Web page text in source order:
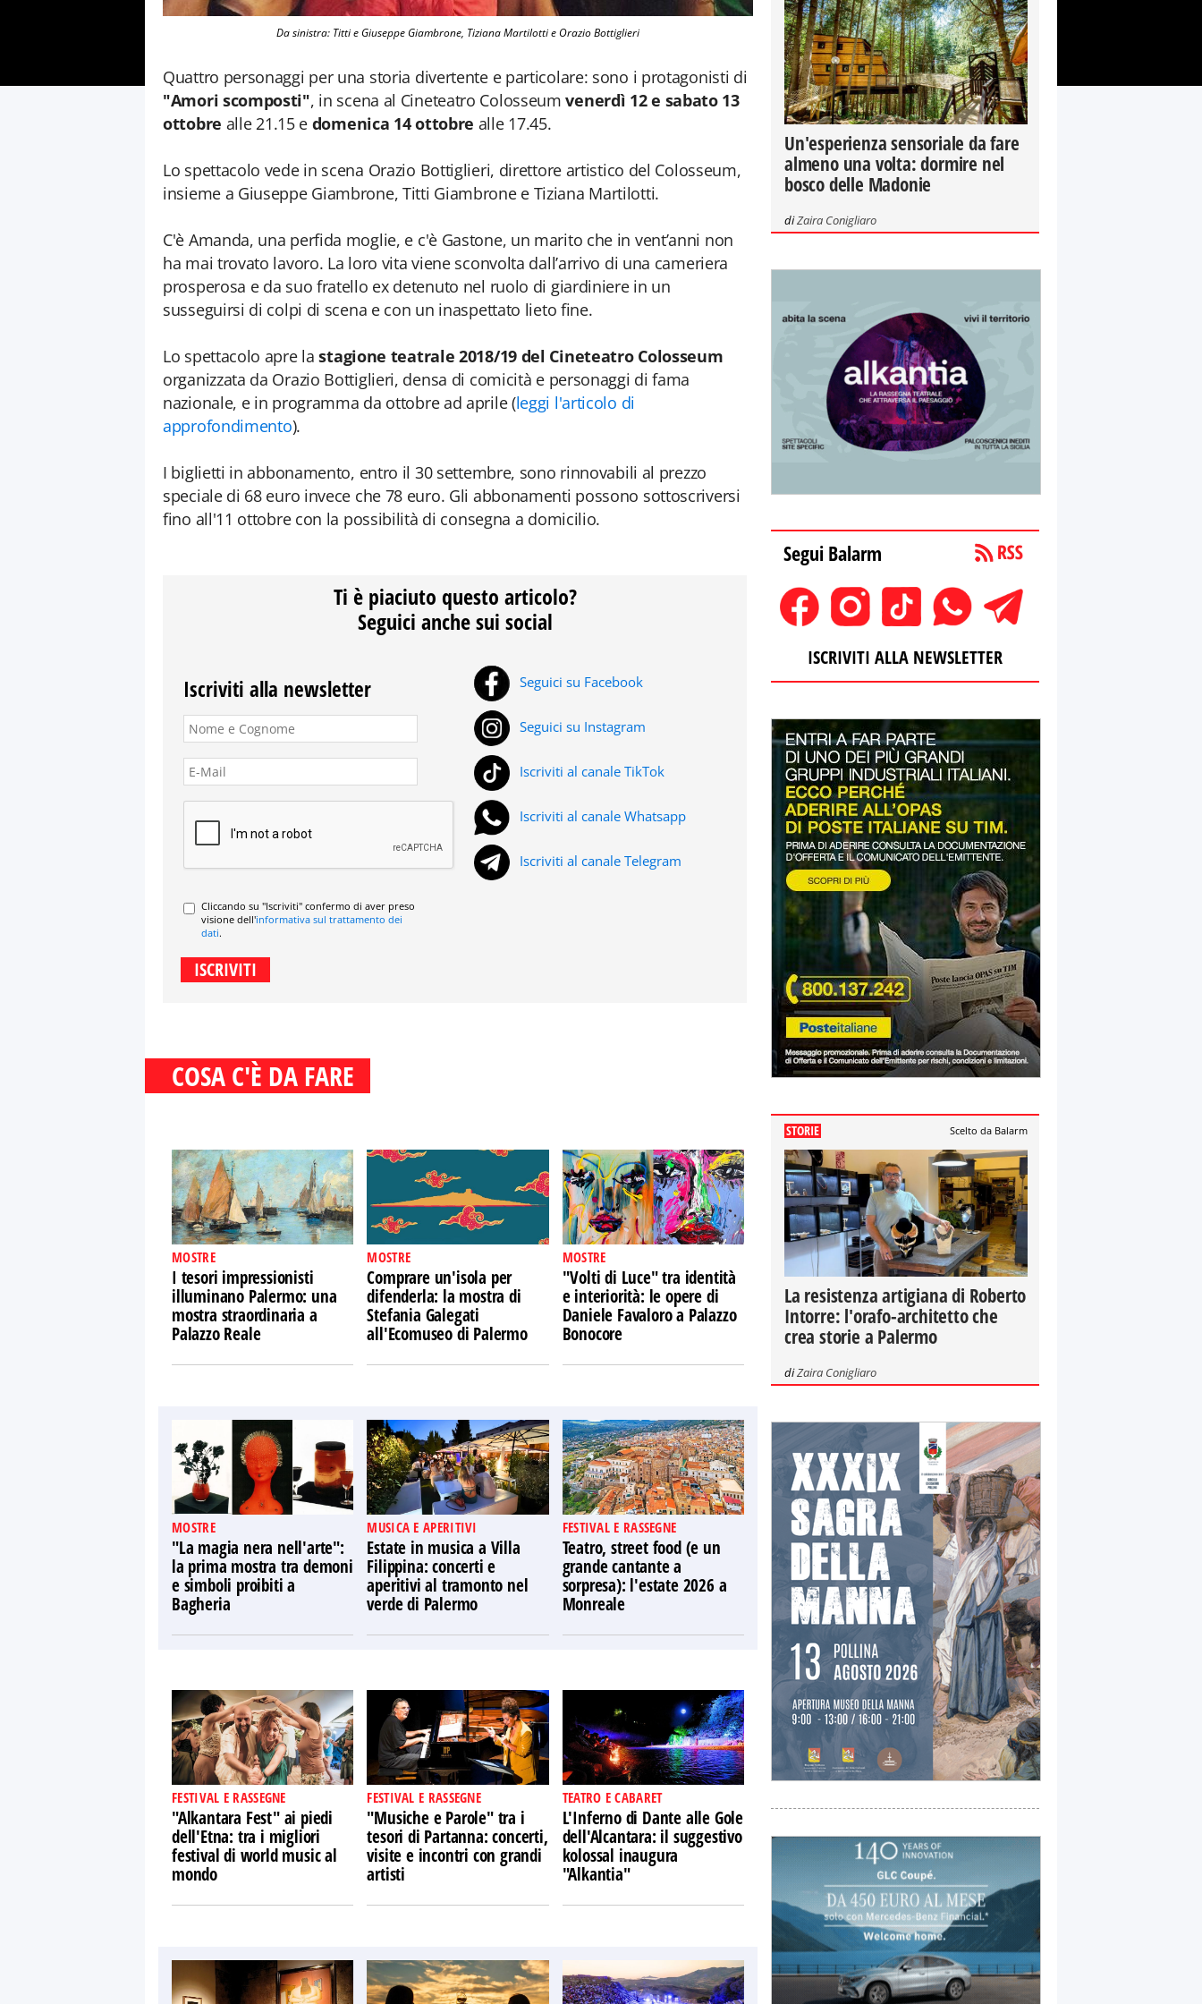
Da sinistra: Titti e Giuseppe Giambrone, Tiziana Martilotti e Orazio Bottiglieri
Quattro personaggi per una storia divertente e particolare: sono i protagonisti di
"Amori scomposti", in scena al Cineteatro Colosseumvenerdì 12 e sabato 13
ottobre alle 21.15 e domenica 14 ottobre alle 17.45.
Lo spettacolo vede in scena Orazio Bottiglieri, direttore artistico del Colosseum,
insieme a Giuseppe Giambrone, Titti Giambrone e Tiziana Martilotti.
C'è Amanda, una perfida moglie, e c'è Gastone, un marito che in vent’anni non
ha mai trovato lavoro. La loro vita viene sconvolta dall’arrivo di una cameriera
prosperosa e da suo fratello ex detenuto nel ruolo di giardiniere in un
susseguirsi di colpi di scena e con un inaspettato lieto fine.
Lo spettacolo apre lastagione teatrale 2018/19 del Cineteatro Colosseum
organizzata da Orazio Bottiglieri, densa di comicità e personaggi di fama
nazionale, e in programma da ottobre ad aprile (leggi l'articolo di
approfondimento).
I biglietti in abbonamento, entro il 30 settembre, sono rinnovabili al prezzo
speciale di 68 euro invece che 78 euro. Gli abbonamenti possono sottoscriversi
fino all'11 ottobre con la possibilità di consegna a domicilio.
Ti è piaciuto questo articolo?
Seguici anche sui social
Iscriviti alla newsletter
Cliccando su "Iscriviti" confermo di aver preso
visione dell'informativa sul trattamento dei
dati.
Seguici su Facebook
Seguici su Instagram
Iscriviti al canale TikTok
Iscriviti al canale Whatsapp
Iscriviti al canale Telegram
COSA C'È DA FARE
MOSTRE
I tesori impressionisti
illuminano Palermo: una
mostra straordinaria a
Palazzo Reale
MOSTRE
Comprare un'isola per
difenderla: la mostra di
Stefania Galegati
all'Ecomuseo di Palermo
MOSTRE
"Volti di Luce" tra identità
e interiorità: le opere di
Daniele Favaloro a Palazzo
Bonocore
MOSTRE
"La magia nera nell'arte":
la prima mostra tra demoni
e simboli proibiti a
Bagheria
MUSICA E APERITIVI
Estate in musica a Villa
Filippina: concerti e
aperitivi al tramonto nel
verde di Palermo
FESTIVAL E RASSEGNE
Teatro, street food (e un
grande cantante a
sorpresa): l'estate 2026 a
Monreale
FESTIVAL E RASSEGNE
"Alkantara Fest" ai piedi
dell'Etna: tra i migliori
festival di world music al
mondo
FESTIVAL E RASSEGNE
"Musiche e Parole" tra i
tesori di Partanna: concerti,
visite e incontri con grandi
artisti
TEATRO E CABARET
L'Inferno di Dante alle Gole
dell'Alcantara: il suggestivo
kolossal inaugura
"Alkantia"
Un'esperienza sensoriale da fare
almeno una volta: dormire nel
bosco delle Madonie
diZaira Conigliaro
Segui Balarm
ISCRIVITI ALLA NEWSLETTER
STORIE Scelto da Balarm
La resistenza artigiana di Roberto
Intorre: l'orafo-architetto che
crea storie a Palermo
diZaira Conigliaro